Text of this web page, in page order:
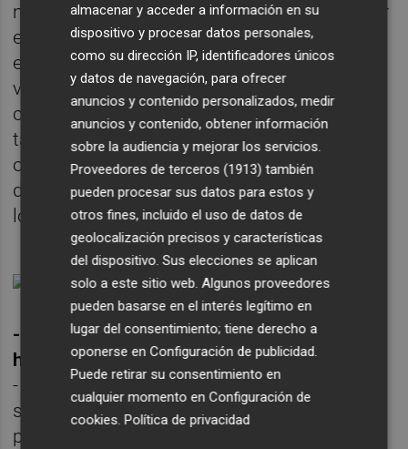
me ha parecido interesante que la gente, por
ejemplo, diga que está bien y, sin embargo,
esté muy mal y no lo quiera contar. En la
vida, más allá de las conversaciones con
cierta injundias, decimos cosas mientras
tapamos lo que nos sucede realmente. El
oficio del actor es un eso precisamente. La
dificultad está ahí, que el texto se imponga a
lo que te suceda.
- ¿Te impone que el personaje sea real y
haya vivido lo que tú dramatizas?
- Para mí es una motivación. Como actor
siempre me ha motivado encarnas
personajes que son reales porque me
almacenar y acceder a información en su
dispositivo y procesar datos personales,
como su dirección IP, identificadores únicos
y datos de navegación, para ofrecer
anuncios y contenido personalizados, medir
anuncios y contenido, obtener información
sobre la audiencia y mejorar los servicios.
Proveedores de terceros (1913) también
pueden procesar sus datos para estos y
otros fines, incluido el uso de datos de
geolocalización precisos y características
del dispositivo. Sus elecciones se aplican
solo a este sitio web. Algunos proveedores
pueden basarse en el interés legítimo en
lugar del consentimiento; tiene derecho a
oponerse enConfiguración de publicidad
Puede retirar su consentimiento en
cualquier momento enConfiguración de
cookies .Política de privacidad